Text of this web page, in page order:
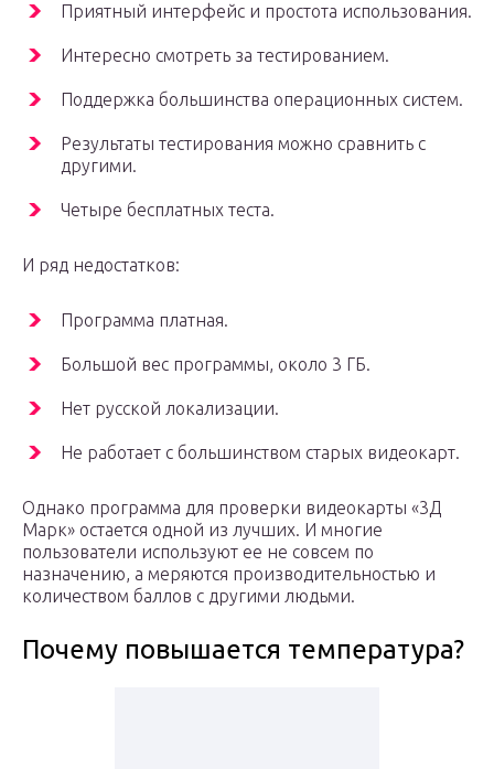
Приятный интерфейс и простота использования.
Интересно смотреть за тестированием.
Поддержка большинства операционных систем.
Результаты тестирования можно сравнить с
другими.
Четыре бесплатных теста.
И ряд недостатков:
Программа платная.
Большой вес программы, около 3 ГБ.
Нет русской локализации.
Не работает с большинством старых видеокарт.
Однако программа для проверки видеокарты «3Д
Марк» остается одной из лучших. И многие
пользователи используют ее не совсем по
назначению, а меряются производительностью и
количеством баллов с другими людьми.
Почему повышается температура?